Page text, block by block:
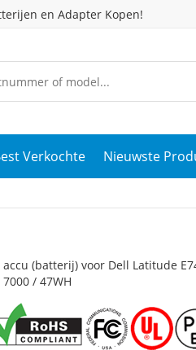
en Adapter Kopen!
Verkochte Nieuwste